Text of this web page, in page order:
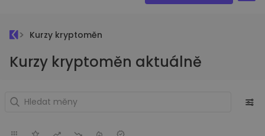
Kurzy kryptoměn
Kurzy kryptoměn aktuálně